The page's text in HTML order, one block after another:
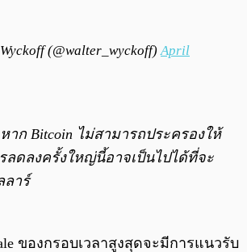
(@walter_wyckoff)April
าก Bitcoin ไม่สามารถประครองให้
ลดลงครั้งใหญ่นี้อาจเป็นไปได้ที่จะ
ลาร์
ของกรอบเวลาสูงสุดจะมีการแนวรับ